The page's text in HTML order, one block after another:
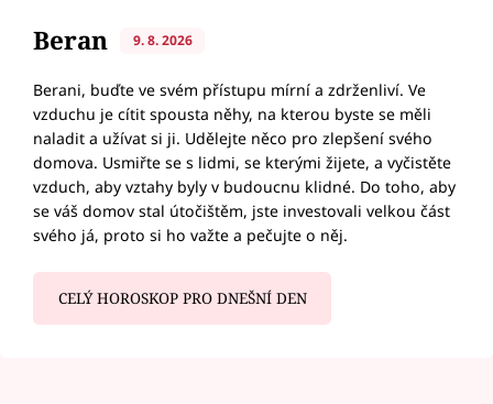
Beran 9. 8. 2026
Berani, buďte ve svém přístupu mírní a zdrženliví. Ve
vzduchu je cítit spousta něhy, na kterou byste se měli
naladit a užívat si ji. Udělejte něco pro zlepšení svého
domova. Usmiřte se s lidmi, se kterými žijete, a vyčistěte
vzduch, aby vztahy byly v budoucnu klidné. Do toho, aby
se váš domov stal útočištěm, jste investovali velkou část
svého já, proto si ho važte a pečujte o něj.
CELÝ HOROSKOP PRO DNEŠNÍ DEN